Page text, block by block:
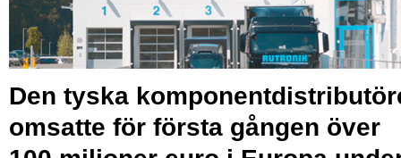
Den tyska
omsatte för första gången över